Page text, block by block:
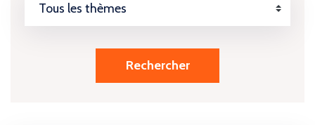
Rechercher